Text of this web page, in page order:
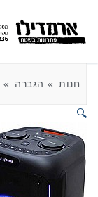
חנות הגברה
🔍